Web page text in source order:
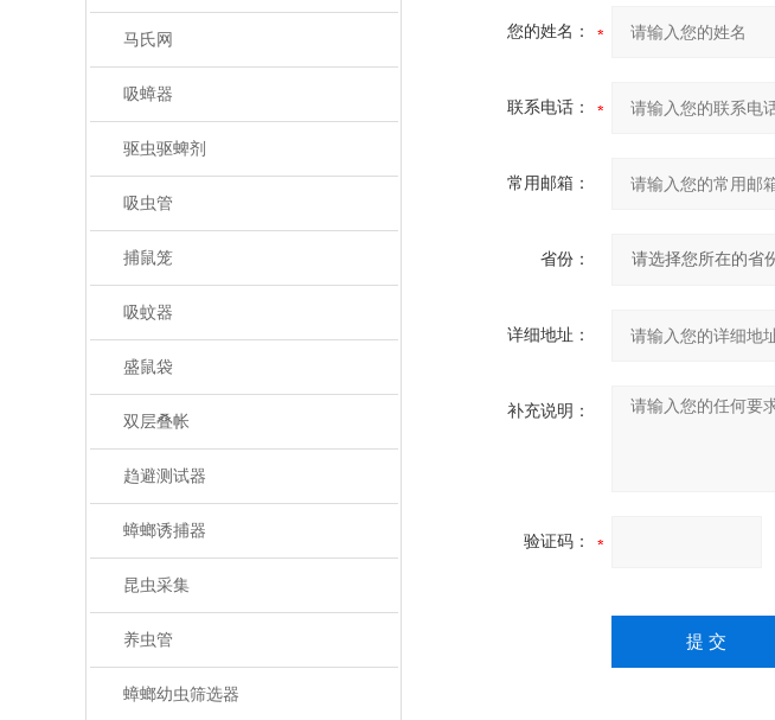
马氏网
吸蟑器
驱虫驱蜱剂
吸虫管
捕鼠笼
吸蚊器
盛鼠袋
双层叠帐
趋避测试器
蟑螂诱捕器
昆虫采集
养虫管
蟑螂幼虫筛选器
您的姓名：
联系电话：
常用邮箱：
省份：
详细地址：
补充说明：
验证码：